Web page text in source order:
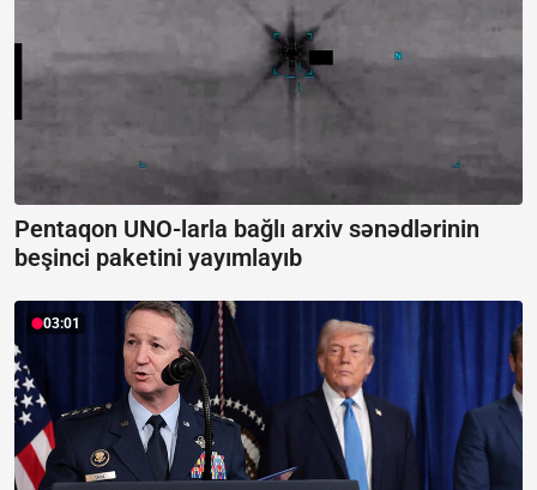
Pentaqon UNO-larla bağlı arxiv sənədlərinin
beşinci paketini yayımlayıb
03:01